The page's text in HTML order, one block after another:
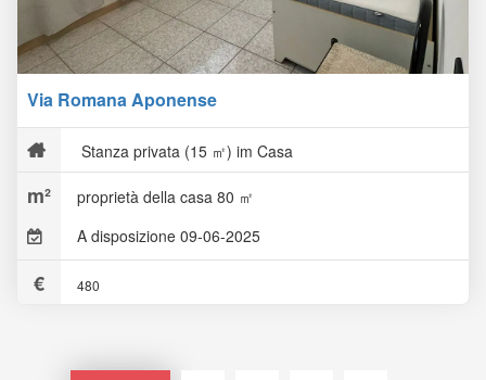
Via Romana Aponense
Stanza privata (15 ㎡) im Casa
proprietà della casa 80 ㎡
A disposizione 09-06-2025
480